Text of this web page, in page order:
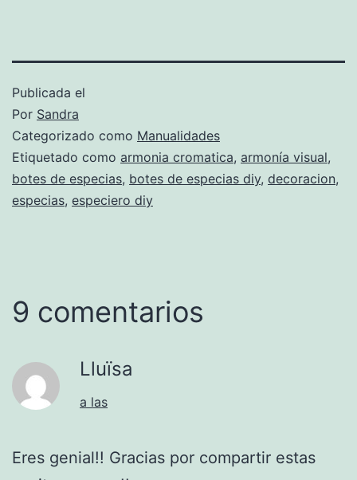
Publicada el
Por Sandra
Categorizado como Manualidades
Etiquetado como armonia cromatica, armonía visual,
botes de especias, botes de especias diy, decoracion,
especias, especiero diy
9 comentarios
Lluïsa
a las
Eres genial!! Gracias por compartir estas